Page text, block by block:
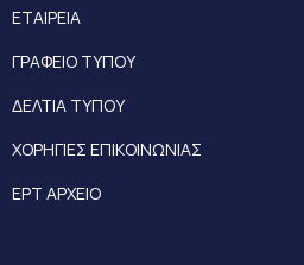
ΕΤΑΙΡΕΙΑ
ΓΡΑΦΕΙΟ ΤΥΠΟΥ
ΔΕΛΤΙΑ ΤΥΠΟΥ
ΧΟΡΗΓΙΕΣ ΕΠΙΚΟΙΝΩΝΙΑΣ
ΕΡΤ ΑΡΧΕΙΟ